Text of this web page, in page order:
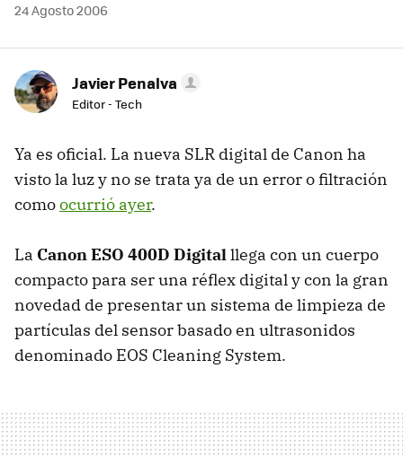
24 Agosto 2006
Javier Penalva
Editor - Tech
Ya es oficial. La nueva SLR digital de Canon ha
visto la luz y no se trata ya de un error o filtración
comoocurrió ayer.
La Canon ESO 400D Digitalllega con un cuerpo
compacto para ser una réflex digital y con la gran
novedad de presentar un sistema de limpieza de
partículas del sensor basado en ultrasonidos
denominado EOS Cleaning System.